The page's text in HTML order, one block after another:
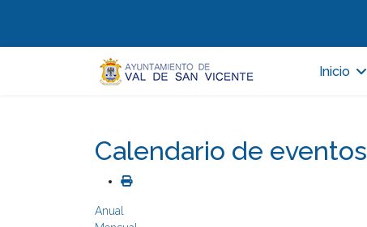
Inicio
Calendario de eventos
Anual